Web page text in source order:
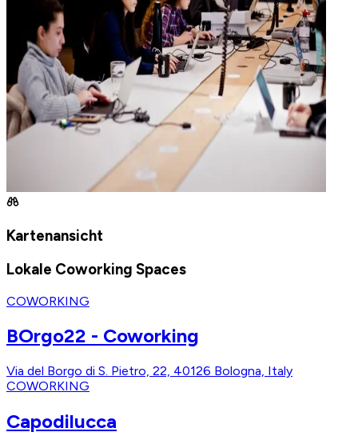
Kartenansicht
Lokale Coworking Spaces
COWORKING
BOrgo22 - Coworking
Via del Borgo di S. Pietro, 22, 40126 Bologna, Italy
COWORKING
Capodilucca